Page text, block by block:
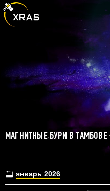
МАГНИТНЫЕ БУРИ В
январь 2026